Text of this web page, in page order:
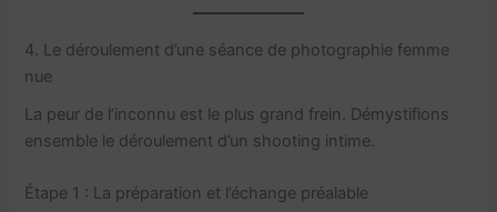
4. Le déroulement d’une séance de photographie femme
nue
La peur de l’inconnu est le plus grand frein. Démystifions
ensemble le déroulement d’un shooting intime.
Étape 1 : La préparation et l’échange préalable